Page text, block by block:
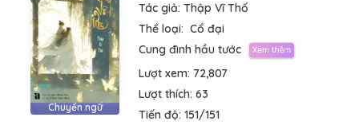
Chuyển ngữ
Tác giả: Thập Vĩ Thố
Thể loại: Cổ đại
Cung đình hầu tước
Lượt xem: 72,807
Lượt thích: 63
Tiến độ: 151/151